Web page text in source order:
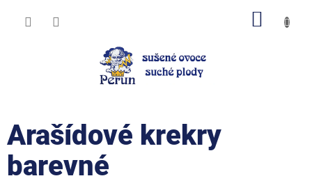
Arašídové krekry
barevné